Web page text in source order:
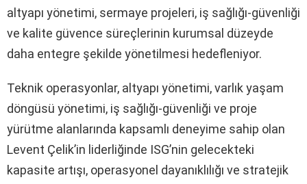
altyapı yönetimi, sermaye projeleri, iş sağlığı-güvenliği
ve kalite güvence süreçlerinin kurumsal düzeyde
daha entegre şekilde yönetilmesi hedefleniyor.
Teknik operasyonlar, altyapı yönetimi, varlık yaşam
döngüsü yönetimi, iş sağlığı-güvenliği ve proje
yürütme alanlarında kapsamlı deneyime sahip olan
Levent Çelik’in liderliğinde ISG’nin gelecekteki
kapasite artışı, operasyonel dayanıklılığı ve stratejik